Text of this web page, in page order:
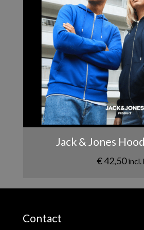
Jack & Jones
€42,50 incl.
Contact